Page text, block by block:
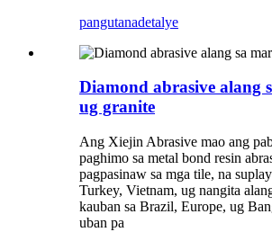
pangutanadetalye
Diamond abrasive alang
ug granite
Ang Xiejin Abrasive mao ang
paghimo sa metal bond resin
pagpasinaw sa mga tile, na
Turkey, Vietnam, ug nangita
kauban sa Brazil, Europe, ug
uban pa